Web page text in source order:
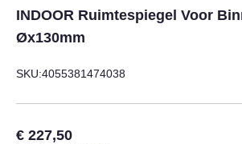
INDOOR Ruimtespiegel Voor
Øx130mm
SKU:4055381474038
€ 227,50